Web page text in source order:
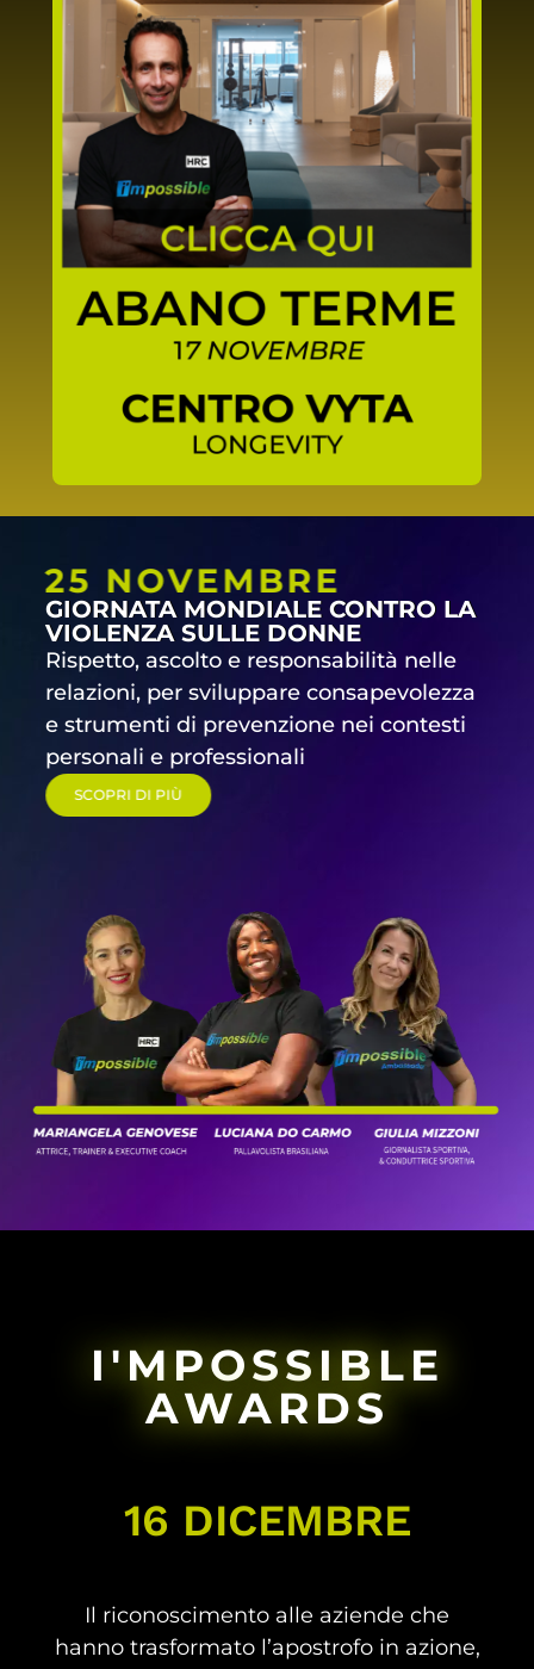
SCOPRI DI PIÙ
25 NOVEMBRE
GIORNATA MONDIALE CONTRO LA
VIOLENZA SULLE DONNE
Rispetto, ascolto e responsabilità nelle
relazioni, per sviluppare consapevolezza
e strumenti di prevenzione nei contesti
personali e professionali
SCOPRI DI PIÙ
I'MPOSSIBLE
AWARDS
16 DICEMBRE
Il riconoscimento alle aziende che
hanno trasformato l’apostrofo in azione,